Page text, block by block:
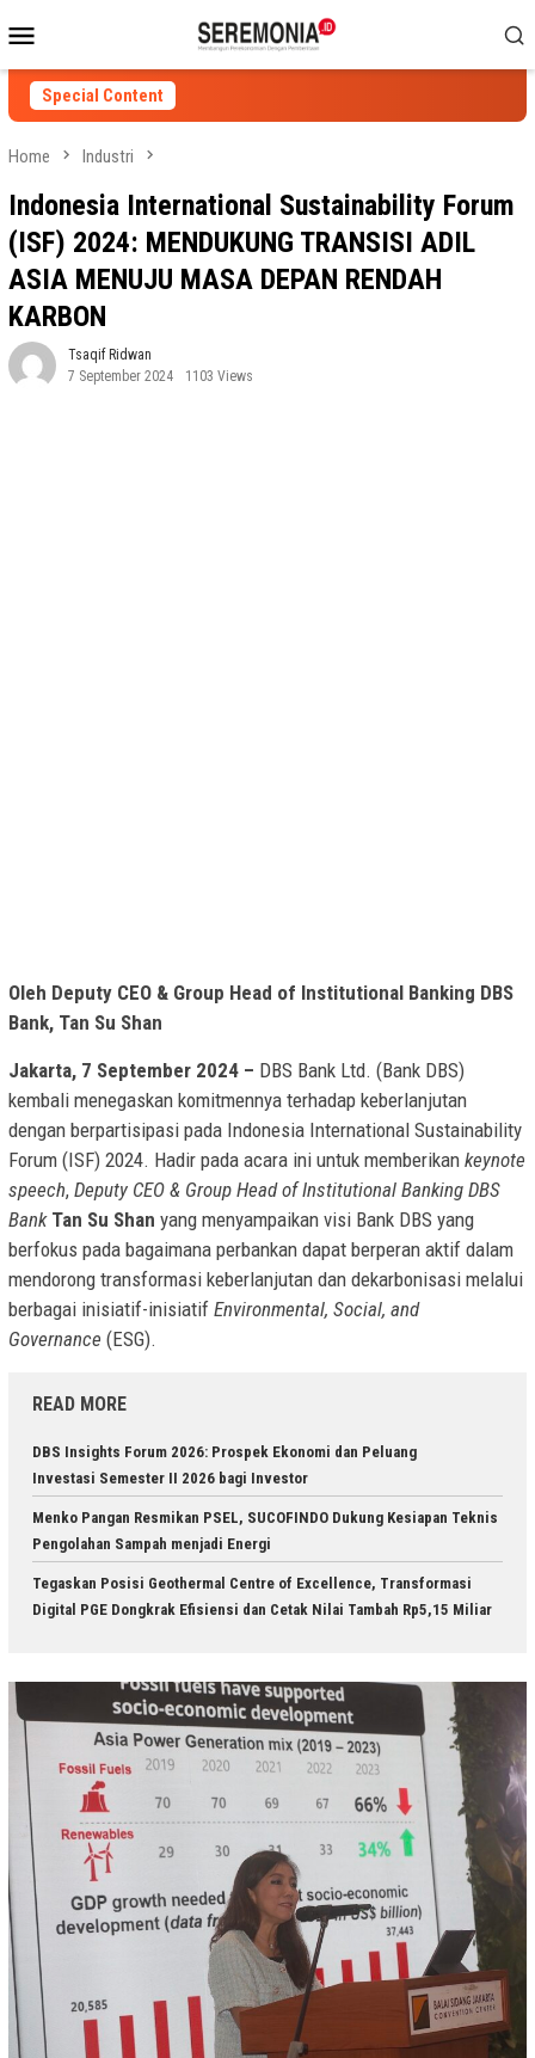
to
contentMenu
Special Content
Home Industri
Indonesia International Sustainability Forum
(ISF) 2024: MENDUKUNG TRANSISI ADIL
ASIA MENUJU MASA DEPAN RENDAH
KARBON
Tsaqif Ridwan
7 September 2024
1103 Views
Oleh Deputy CEO & Group Head of Institutional Banking DBS
Bank, Tan Su Shan
Jakarta, 7 September 2024 – DBS Bank Ltd. (Bank DBS)
kembali menegaskan komitmennya terhadap keberlanjutan
dengan berpartisipasi pada Indonesia International Sustainability
Forum (ISF) 2024. Hadir pada acara ini untuk memberikan keynote
speech, Deputy CEO & Group Head of Institutional Banking DBS
Bank Tan Su Shan yang menyampaikan visi Bank DBS yang
berfokus pada bagaimana perbankan dapat berperan aktif dalam
mendorong transformasi keberlanjutan dan dekarbonisasi melalui
berbagai inisiatif-inisiatif Environmental, Social, and
Governance (ESG).
READ MORE
DBS Insights Forum 2026: Prospek Ekonomi dan Peluang
Investasi Semester II 2026 bagi Investor
Menko Pangan Resmikan PSEL, SUCOFINDO Dukung Kesiapan Teknis
Pengolahan Sampah menjadi Energi
Tegaskan Posisi Geothermal Centre of Excellence, Transformasi
Digital PGE Dongkrak Efisiensi dan Cetak Nilai Tambah Rp5,15 Miliar